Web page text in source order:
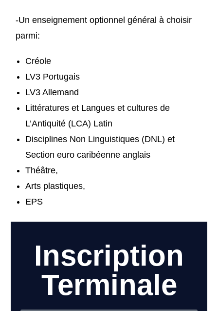
-Un enseignement optionnel général à choisir
parmi:
Créole
LV3 Portugais
LV3 Allemand
Littératures et Langues et cultures de
L’Antiquité (LCA) Latin
Disciplines Non Linguistiques (DNL) et
Section euro caribéenne anglais
Théâtre,
Arts plastiques,
EPS
Inscription
Terminale